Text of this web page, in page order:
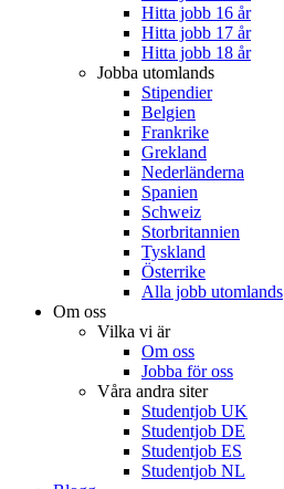
Hitta jobb 16 år
Hitta jobb 17 år
Hitta jobb 18 år
Jobba utomlands
Stipendier
Belgien
Frankrike
Grekland
Nederländerna
Spanien
Schweiz
Storbritannien
Tyskland
Österrike
Alla jobb utomlands
Om oss
Vilka vi är
Om oss
Jobba för oss
Våra andra siter
Studentjob UK
Studentjob DE
Studentjob ES
Studentjob NL